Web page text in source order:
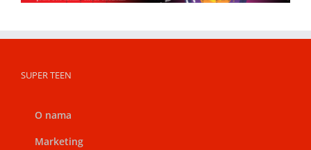
SUPER TEEN
O nama
Marketing